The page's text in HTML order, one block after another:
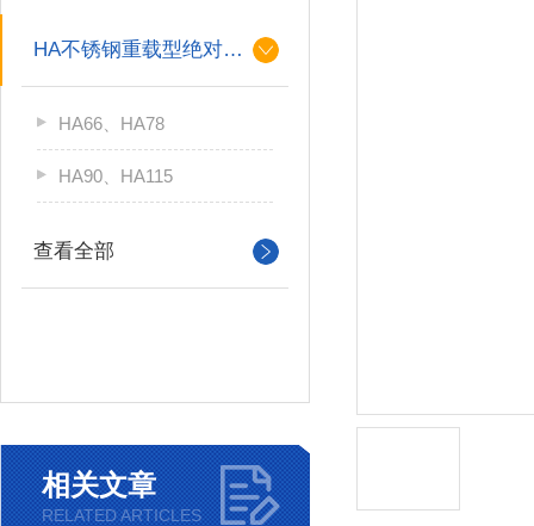
HA不锈钢重载型绝对值编码器
HA66、HA78
HA90、HA115
查看全部
相关文章
RELATED ARTICLES